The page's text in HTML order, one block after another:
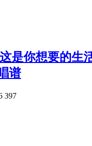
是你想要的生
谱
397